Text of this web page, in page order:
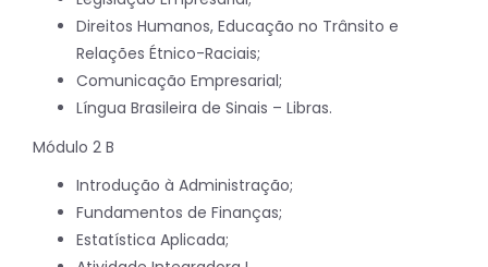
Direitos Humanos, Educação no Trânsito e
Relações Étnico-Raciais;
Comunicação Empresarial;
Língua Brasileira de Sinais – Libras.
Módulo 2 B
Introdução à Administração;
Fundamentos de Finanças;
Estatística Aplicada;